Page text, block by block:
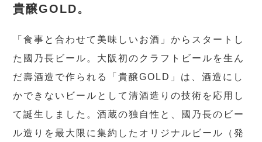
貴醸GOLD。
「食事と合わせて美味しいお酒」からスタートし
た國乃長ビール。大阪初のクラフトビールを生ん
だ壽酒造で作られる「貴醸GOLD」は、酒造にし
かできないビールとして清酒造りの技術を応用し
て誕生しました。酒蔵の独自性と、國乃長のビー
ル造りを最大限に集約したオリジナルビール（発